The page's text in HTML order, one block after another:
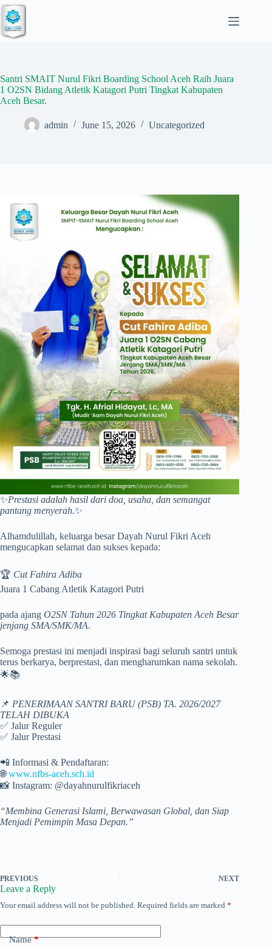
Skip
to
content
Santri SMAIT Nurul Fikri Boarding School Aceh Raih Juara
1 O2SN Bidang Atletik Katagori Putri Tingkat Kabupaten
Aceh Besar.
admin June 15, 2026 Uncategorized
✨Prestasi adalah hasil dari doa, usaha, dan semangat
pantang menyerah.✨
Alhamdulillah, keluarga besar Dayah Nurul Fikri Aceh
mengucapkan selamat dan sukses kepada:
🏆 Cut Fahira Adiba
Juara 1 Cabang Atletik Katagori Putri
pada ajang O2SN Tahun 2026 Tingkat Kabupaten Aceh Besar
jenjang SMA/SMK/MA.
Semoga prestasi ini menjadi inspirasi bagi seluruh santri untuk
terus berkarya, berprestasi, dan mengharumkan nama sekolah.
🌟📚
📌 PENERIMAAN SANTRI BARU (PSB) TA. 2026/2027
TELAH DIBUKA
✅ Jalur Reguler
✅ Jalur Prestasi
📲 Informasi & Pendaftaran:
🌐www.nfbs-aceh.sch.id
📸 Instagram: @dayahnurulfikriaceh
“Membina Generasi Islami, Berwawasan Global, dan Siap
Menjadi Pemimpin Masa Depan.”
PREVIOUS NEXT
Leave a Reply
Your email address will not be published. Required fields are marked *
Name*